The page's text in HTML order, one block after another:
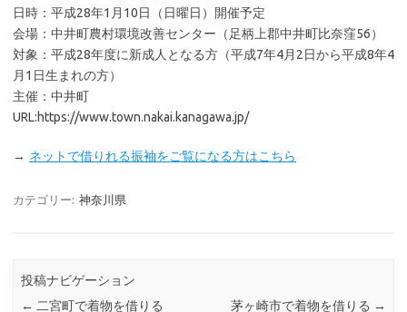
日時：平成28年1月10日（日曜日）開催予定
会場：中井町農村環境改善センター（足柄上郡中井町比奈窪56）
対象：平成28年度に新成人となる方（平成7年4月2日から平成8年4
月1日生まれの方）
主催：中井町
URL:https://www.town.nakai.kanagawa.jp/
→ ネットで借りれる振袖をご覧になる方はこちら
カテゴリー: 神奈川県
投稿ナビゲーション
← 二宮町で着物を借りる 茅ヶ崎市で着物を借りる →